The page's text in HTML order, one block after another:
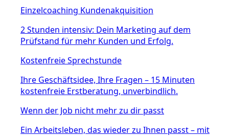
Einzelcoaching Kundenakquisition
2 Stunden intensiv: Dein Marketing auf dem
Prüfstand für mehr Kunden und Erfolg.
Kostenfreie Sprechstunde
Ihre Geschäftsidee, Ihre Fragen – 15 Minuten
kostenfreie Erstberatung, unverbindlich.
Wenn der Job nicht mehr zu dir passt
Ein Arbeitsleben, das wieder zu Ihnen passt – mit